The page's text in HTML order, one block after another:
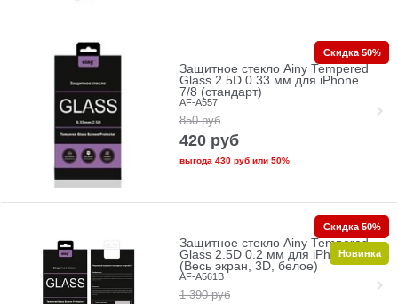
Защитное стекло Ainy Tempered
Glass 2.5D 0.33 мм для iPhone
7/8 (стандарт)
AF-A557
850 руб
420 руб
выгода 430 рубили 50%
Скидка 50%
Защитное стекло Ainy Tempered
Glass 2.5D 0.2 мм для iPhone 7
(Весь экран, 3D, белое)
AF-A561B
1 390 руб
Скидка 50%
Новинка